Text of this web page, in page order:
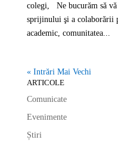
colegi, Ne bucurăm să vă
sprijinului şi a colaborării
academic, comunitatea...
« Intrări Mai Vechi
ARTICOLE
Comunicate
Evenimente
Știri